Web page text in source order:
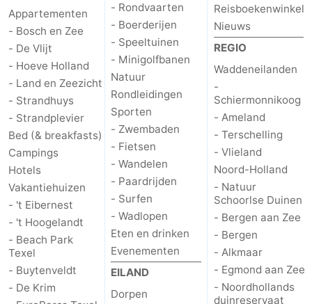
Wadlopen
Zeehonden
Eten
enEvenementen
Forum
Route
-
Boot
Waddenhoppen
-
Parkeren
Reisboekenwinkel
Appartementen
- Bosch en Zee
- De Vlijt
- Hoeve Holland
- Land en Zeezicht
- Strandhuys
- Strandplevier
Bed (& breakfasts)
Campings
Hotels
Vakantiehuizen
- 't Eibernest
- 't Hoogelandt
- Beach Park
Texel
- Buytenveldt
- De Krim
- Rondvaarten
- Boerderijen
- Speeltuinen
- Minigolfbanen
Natuur
Rondleidingen
Sporten
- Zwembaden
- Fietsen
- Wandelen
- Paardrijden
- Surfen
- Wadlopen
Eten en drinken
Evenementen
EILAND
Dorpen
Reisboekenwinkel
Nieuws
REGIO
Waddeneilanden
-
Schiermonnikoog
- Ameland
- Terschelling
- Vlieland
Noord-Holland
- Natuur
Schoorlse Duinen
- Bergen aan Zee
- Bergen
- Alkmaar
- Egmond aan Zee
- Noordhollands
duinreservaat